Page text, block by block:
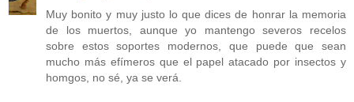
Muy bonito y muy justo lo que dices de honrar la memoria
de los muertos, aunque yo mantengo severos recelos
sobre estos soportes modernos, que puede que sean
mucho más efímeros que el papel atacado por insectos y
homgos, no sé, ya se verá.